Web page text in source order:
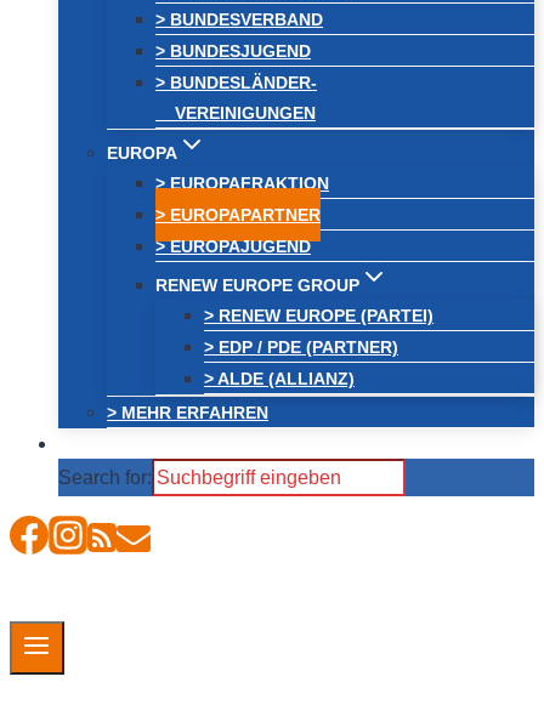
> BUNDESVERBAND
> BUNDESJUGEND
> BUNDESLÄNDER-
VEREINIGUNGEN
EUROPA
> EUROPAFRAKTION
> EUROPAPARTNER
> EUROPAJUGEND
RENEW EUROPE GROUP
> RENEW EUROPE (PARTEI)
> EDP / PDE (PARTNER)
> ALDE (ALLIANZ)
> MEHR ERFAHREN
Search for: